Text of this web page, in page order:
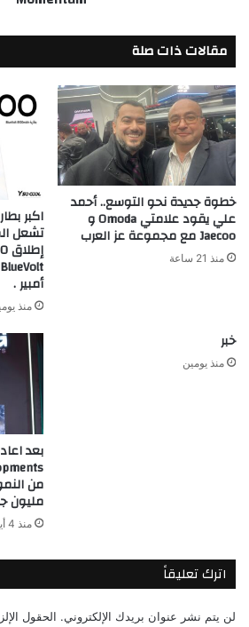
NXT
with
Full
Shareholder
Participation
and
Strong
Operating
Momentum
مقالات ذات صلة
خطوة جديدة نحو التوسع.. أحمد
علي يقود علامتي Omoda و
Jaecoo مع مجموعة عز العرب
منذ 21 ساعة
تشعل
أمبير .
منذ
خبر
منذ يومين
مليون
منذ 4 أيام
اترك تعليقاً
لن يتم نشر عنوان بريدك الإلكتروني. الحقول